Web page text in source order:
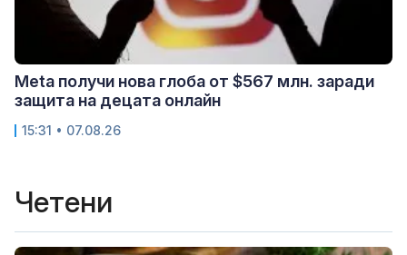
Meta получи нова глоба от $567 млн. заради
защита на децата онлайн
15:31 • 07.08.26
Четени